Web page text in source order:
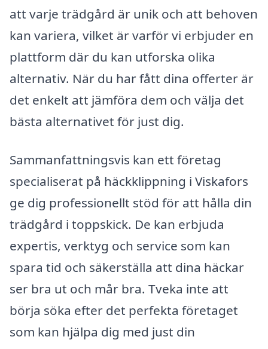
att varje trädgård är unik och att behoven
kan variera, vilket är varför vi erbjuder en
plattform där du kan utforska olika
alternativ. När du har fått dina offerter är
det enkelt att jämföra dem och välja det
bästa alternativet för just dig.
Sammanfattningsvis kan ett företag
specialiserat på häckklippning i Viskafors
ge dig professionellt stöd för att hålla din
trädgård i toppskick. De kan erbjuda
expertis, verktyg och service som kan
spara tid och säkerställa att dina häckar
ser bra ut och mår bra. Tveka inte att
börja söka efter det perfekta företaget
som kan hjälpa dig med just din